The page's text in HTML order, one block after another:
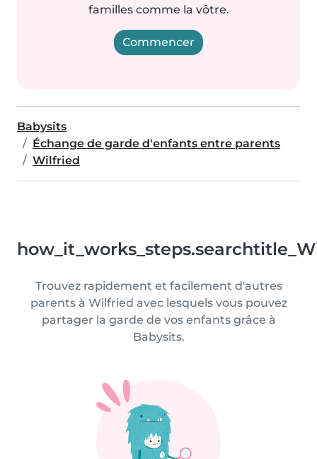
familles comme la vôtre.
Commencer
Babysits
Échange de garde d'enfants entre parents
Wilfried
Trouvez rapidement et facilement d'autres
parents à Wilfried avec lesquels vous pouvez
partager la garde de vos enfants grâce à
Babysits.